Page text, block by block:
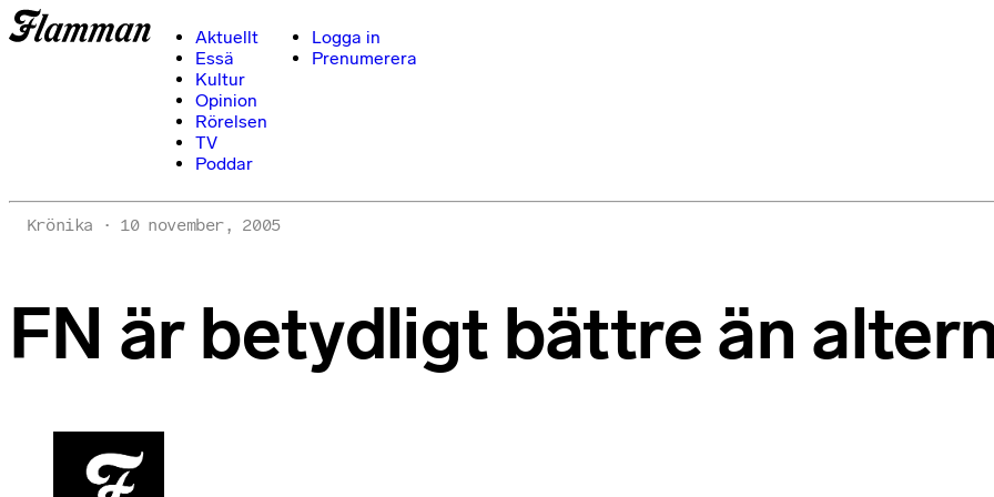
Aktuellt
Essä
Kultur
Opinion
Rörelsen
TV
Poddar
Logga in
Prenumerera
Krönika 10 november, 2005
FN är betydligt bättre än